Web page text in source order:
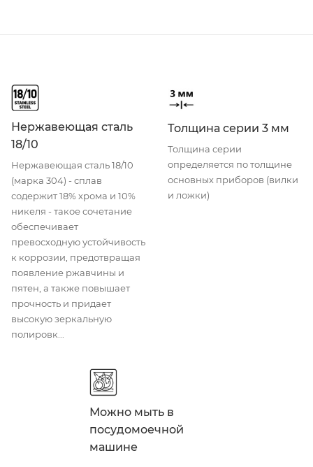
Нержавеющая сталь
18/10
Нержавеющая сталь 18/10
(марка 304) - сплав
содержит 18% хрома и 10%
никеля - такое сочетание
обеспечивает
превосходную устойчивость
к коррозии, предотвращая
появление ржавчины и
пятен, а также повышает
прочность и придает
высокую зеркальную
полировк...
Толщина серии 3 мм
Толщина серии
определяется по толщине
основных приборов (вилки
и ложки)
Можно мыть в
посудомоечной
машине